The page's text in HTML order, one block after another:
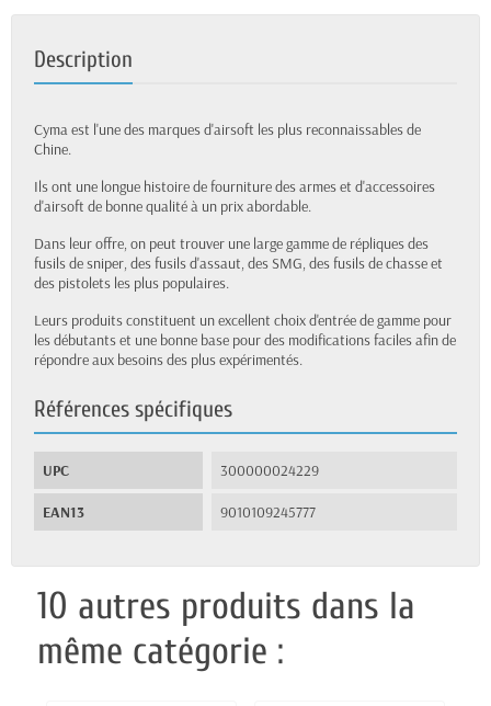
Description
Cyma est l'une des marques d'airsoft les plus reconnaissables de
Chine.
Ils ont une longue histoire de fourniture des armes et d'accessoires
d'airsoft de bonne qualité à un prix abordable.
Dans leur offre, on peut trouver une large gamme de répliques des
fusils de sniper, des fusils d'assaut, des SMG, des fusils de chasse et
des pistolets les plus populaires.
Leurs produits constituent un excellent choix d'entrée de gamme pour
les débutants et une bonne base pour des modifications faciles afin de
répondre aux besoins des plus expérimentés.
Références spécifiques
UPC 300000024229
EAN13 9010109245777
10 autres produits dans la
même catégorie :